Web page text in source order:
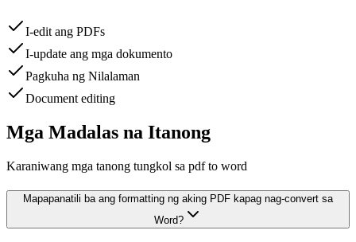
I-edit ang PDFs
I-update ang mga dokumento
Pagkuha ng Nilalaman
Document editing
Mga Madalas na Itanong
Karaniwang mga tanong tungkol sa pdf to word
Mapapanatili ba ang formatting ng aking PDF kapag nag-convert sa
Word?